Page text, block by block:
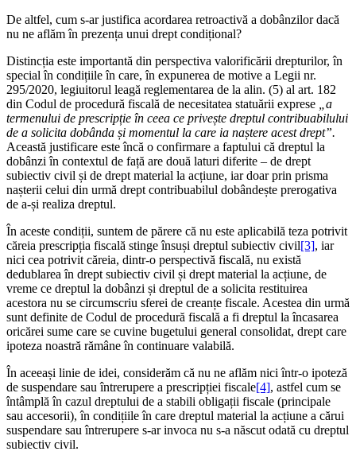
De altfel, cum s-ar justifica acordarea retroactivă a dobânzilor dacă
nu ne aflăm în prezența unui drept condițional?
Distincția este importantă din perspectiva valorificării drepturilor, în
special în condițiile în care, în expunerea de motive a Legii nr.
295/2020, legiuitorul leagă reglementarea de la alin. (5) al art. 182
din Codul de procedură fiscală de necesitatea statuării exprese
„a
termenului de prescripție în ceea ce privește dreptul contribuabilului
de a solicita dobânda și momentul la care ia naștere acest drept”.
Această justificare este încă o confirmare a faptului că dreptul la
dobânzi în contextul de față are două laturi diferite – de drept
subiectiv civil și de drept material la acțiune, iar doar prin prisma
nașterii celui din urmă drept contribuabilul dobândește prerogativa
de a-și realiza dreptul.
În aceste condiții, suntem de părere că nu este aplicabilă teza potrivit
căreia prescripția fiscală stinge însuși dreptul subiectiv civil[3], iar
nici cea potrivit căreia, dintr-o perspectivă fiscală, nu există
dedublarea în drept subiectiv civil și drept material la acțiune, de
vreme ce dreptul la dobânzi și dreptul de a solicita restituirea
acestora nu se circumscriu sferei de creanțe fiscale. Acestea din urmă
sunt definite de Codul de procedură fiscală a fi dreptul la încasarea
oricărei sume care se cuvine bugetului general consolidat, drept care
ipoteza noastră rămâne în continuare valabilă.
În aceeași linie de idei, considerăm că nu ne aflăm nici într-o ipoteză
de suspendare sau întrerupere a prescripției fiscale[4], astfel cum se
întâmplă în cazul dreptului de a stabili obligații fiscale (principale
sau accesorii), în condițiile în care dreptul material la acțiune a cărui
suspendare sau întrerupere s-ar invoca nu s-a născut odată cu dreptul
subiectiv civil.